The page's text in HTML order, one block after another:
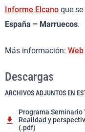
Informe Elcano que
España – Marruecos.
Más información: Web
Descargas
ARCHIVOS ADJUNTOS EN
Programa Seminario
Realidad y
(.pdf)